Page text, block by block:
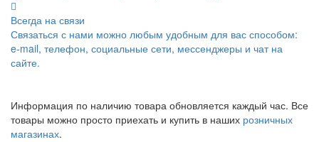
Всегда на связи
Связаться с нами можно любым удобным для вас способом:
e-mail, телефон, социальные сети, мессенджеры и чат на
сайте.
Информация по наличию товара обновляется каждый час. Все
товары можно просто приехать и купить в наших розничных
магазинах.